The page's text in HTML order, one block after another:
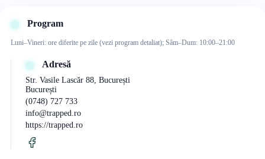
Program
Luni–Vineri: ore diferite pe zile (vezi program detaliat); Sâm–Dum: 10:00–21:00
Adresă
Str. Vasile Lascăr 88, București
București
(0748) 727 733
info@trapped.ro
https://trapped.ro